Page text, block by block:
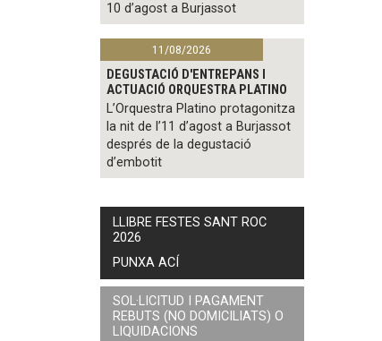
10 d’agost a Burjassot
11/08/2026
DEGUSTACIÓ D'ENTREPANS I
ACTUACIÓ ORQUESTRA PLATINO
L’Orquestra Platino protagonitza
la nit de l’11 d’agost a Burjassot
després de la degustació
d’embotit
LLIBRE FESTES SANT ROC
2026
PUNXA ACÍ
SOL·LICITUD I PAGAMENT
REBUTS (NO DOMICILIATS) O
LIQUIDACIONS